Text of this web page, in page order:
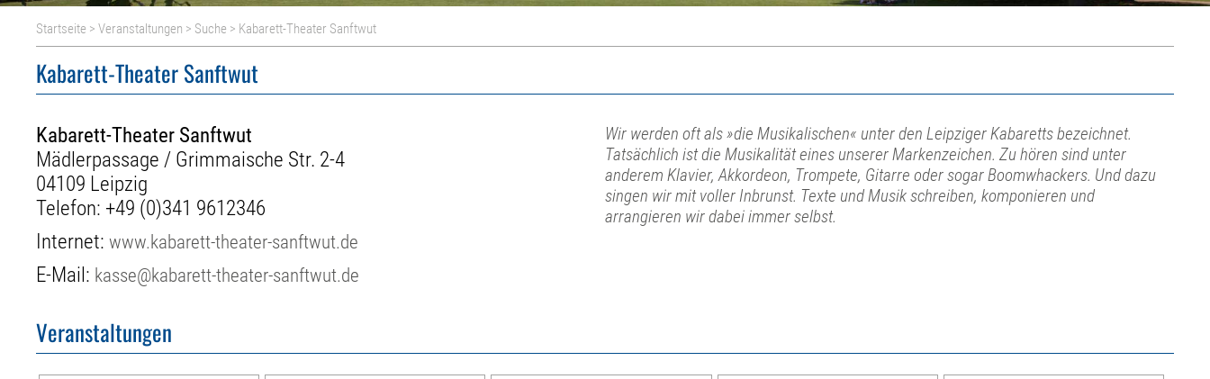
Startseite >Veranstaltungen > Suche > Kabarett-Theater Sanftwut
Kabarett-Theater Sanftwut
Kabarett-Theater Sanftwut
Mädlerpassage / Grimmaische Str. 2-4
04109 Leipzig
Telefon: +49 (0)341 9612346
Internet:www.kabarett-theater-sanftwut.de
E-Mail: kasse@kabarett-theater-sanftwut.de
Wir werden oft als »die Musikalischen« unter den Leipziger Kabaretts bezeichnet.
Tatsächlich ist die Musikalität eines unserer Markenzeichen. Zu hören sind unter
anderem Klavier, Akkordeon, Trompete, Gitarre oder sogar Boomwhackers. Und dazu
singen wir mit voller Inbrunst. Texte und Musik schreiben, komponieren und
arrangieren wir dabei immer selbst.
Veranstaltungen